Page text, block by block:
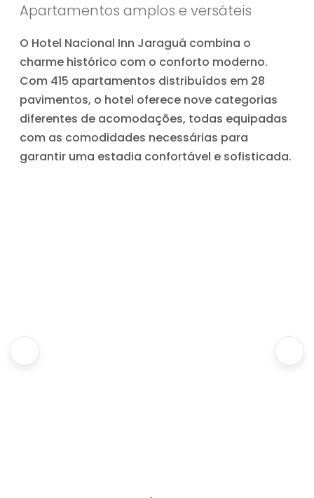
Apartamentos amplos e versáteis
O Hotel Nacional Inn Jaraguá combina o
charme histórico com o conforto moderno.
Com 415 apartamentos distribuídos em 28
pavimentos, o hotel oferece nove categorias
diferentes de acomodações, todas equipadas
com as comodidades necessárias para
garantir uma estadia confortável e sofisticada.